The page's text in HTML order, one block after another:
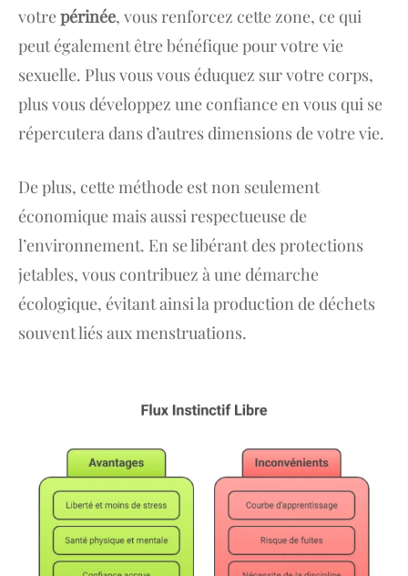
votrepérinée, vous renforcez cette zone, ce qui
peut également être bénéfique pour votre vie
sexuelle. Plus vous vous éduquez sur votre corps,
plus vous développez une confiance en vous qui se
répercutera dans d’autres dimensions de votre vie.
De plus, cette méthode est non seulement
économique mais aussi respectueuse de
l’environnement. En se libérant des protections
jetables, vous contribuez à une démarche
écologique, évitant ainsi la production de déchets
souvent liés aux menstruations.